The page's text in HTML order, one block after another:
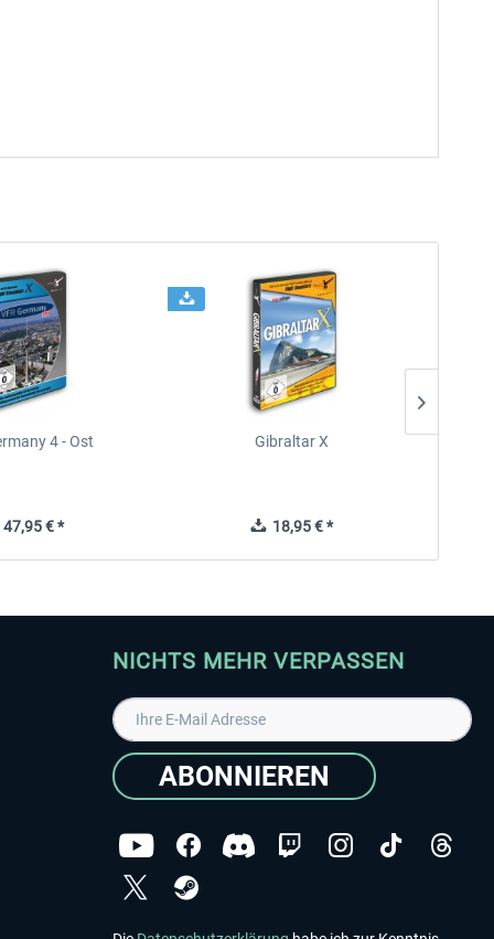
4 - Ost
€ *
Gibraltar X
18,95 € *
NICHTS MEHR VERPASSEN
ABONNIEREN